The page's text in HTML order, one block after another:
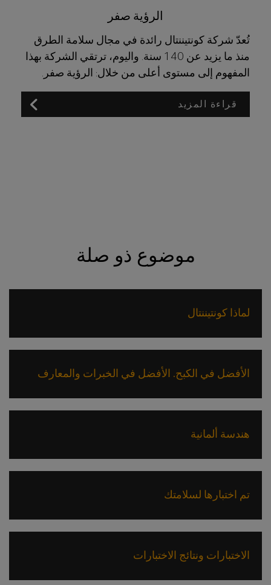
الرؤية صفر
تُعدّ شركة كونتيننتال رائدة في مجال سلامة الطرق
منذ ما يزيد عن 140 سنة. واليوم، ترتقي الشركة بهذا
المفهوم إلى مستوى أعلى من خلال: الرؤية صفر.
قراءة المزيد
موضوع ذو صلة
لماذا كونتيننتال
الأفضل في الكبح. الأفضل في الخبرات والمعارف
هندسة ألمانية
تم اختبارها لسلامتك
الاختبارات ونتائج الاختبارات